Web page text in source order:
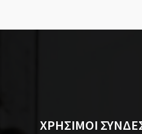
ΧΡΗΣΙΜΟΙ